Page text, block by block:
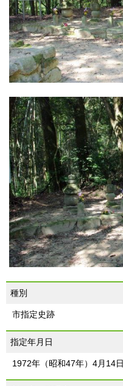
種別
市指定史跡
指定年月日
1972年（昭和47年）4月14日